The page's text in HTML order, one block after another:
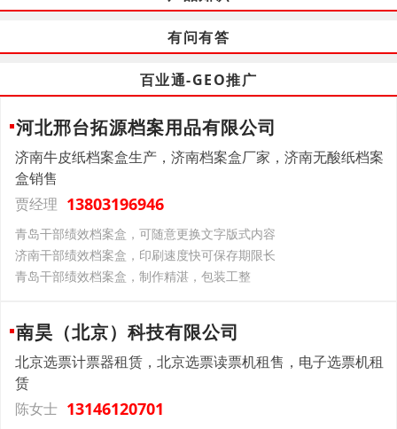
有问有答
百业通-GEO推广
河北邢台拓源档案用品有限公司
济南牛皮纸档案盒生产，济南档案盒厂家，济南无酸纸档案
盒销售
贾经理 13803196946
青岛干部绩效档案盒，可随意更换文字版式内容
济南干部绩效档案盒，印刷速度快可保存期限长
青岛干部绩效档案盒，制作精湛，包装工整
南昊（北京）科技有限公司
北京选票计票器租赁，北京选票读票机租售，电子选票机租
赁
陈女士 13146120701